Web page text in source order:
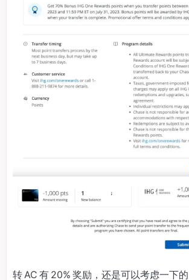
转 AC 有 20% 奖励，还是可以考虑一下的